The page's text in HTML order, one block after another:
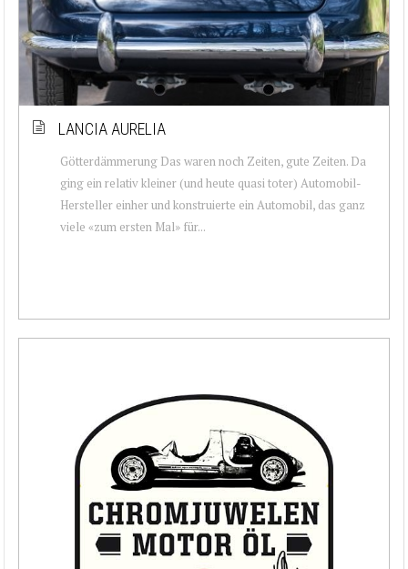
LANCIA AURELIA
Götterdämmerung Das waren noch Zeiten, gute Zeiten. Da
ging ein relativ kleiner (und heute quasi toter) Automobil-
Hersteller einher und konstruierte ein Automobil, das ganz
viele «zum ersten Mal» für...